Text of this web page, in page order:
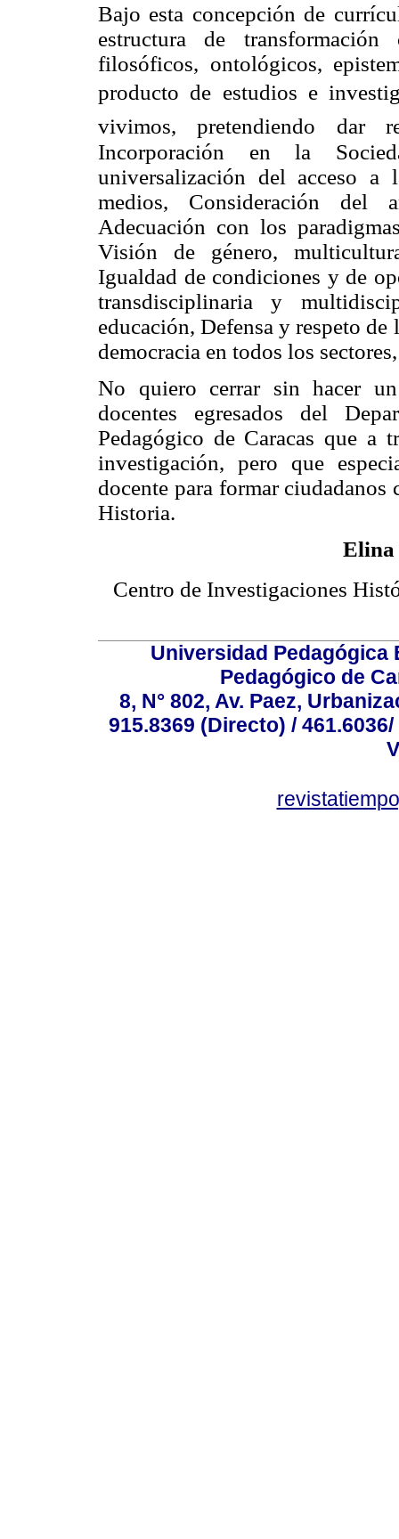
Bajo esta concepción de
estructura de transformación
filosóficos, ontológicos,
producto de estudios e
vivimos, pretendiendo dar
Incorporación en la
universalización del acceso a
medios, Consideración del
Adecuación con los
Visión de género,
Igualdad de condiciones y de
transdisciplinaria y
educación, Defensa y respeto
democracia en todos los
No quiero cerrar sin hacer
docentes egresados del
Pedagógico de Caracas que a
investigación, pero que
docente para formar ciudadanos
Historia.
Elina
Centro de Investigaciones
Universidad
Pedagógico de
8, N° 802, Av. Paez,
915.8369 (Directo) /